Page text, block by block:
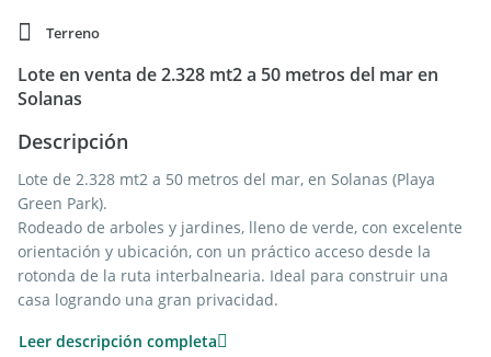
Terreno
Lote en venta de 2.328 mt2 a 50 metros del mar en
Solanas
Descripción
Lote de 2.328 mt2 a 50 metros del mar, en Solanas (Playa
Green Park).
Rodeado de arboles y jardines, lleno de verde, con excelente
orientación y ubicación, con un práctico acceso desde la
rotonda de la ruta interbalnearia. Ideal para construir una
casa logrando una gran privacidad.
estacion de servicio, supermercado, farmacia, ferreteria, etc.)
Leer descripción completa